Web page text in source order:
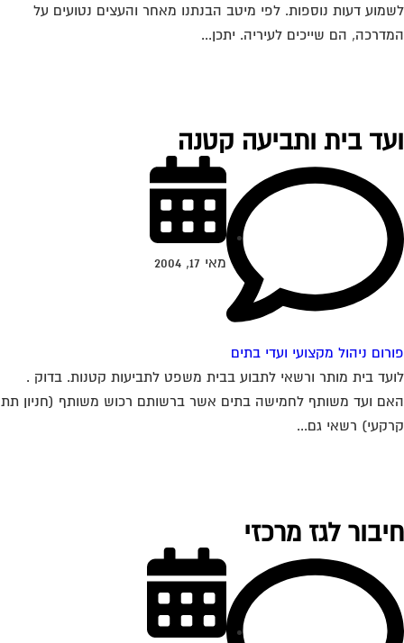
דעות נוספות. לפי מיטב הבנתנו מאחר והעצים נטועים על
הם שייכים לעיריה. יתכן...
בית ותביעה קטנה
ניהול מקצועי ועדי בתים
מאי 17, 2004
בית מותר ורשאי לתבוע בבית משפט לתביעות קטנות. בדוק .
ועד משותף לחמישה בתים אשר ברשותם רכוש משותף (חניון תת
רשאי גם...
לגז מרכזי